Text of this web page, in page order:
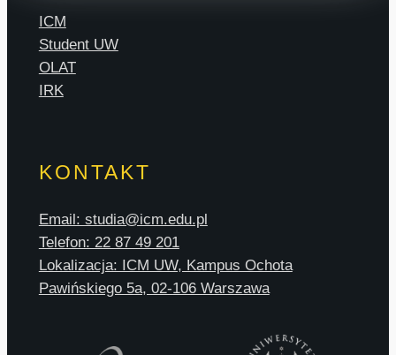
ICM
Student UW
OLAT
IRK
KONTAKT
Email: studia@icm.edu.pl
Telefon: 22 87 49 201
Lokalizacja: ICM UW, Kampus Ochota
Pawińskiego 5a, 02-106 Warszawa